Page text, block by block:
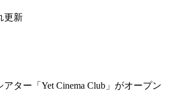
更新
ター「Yet Cinema Club」がオープン